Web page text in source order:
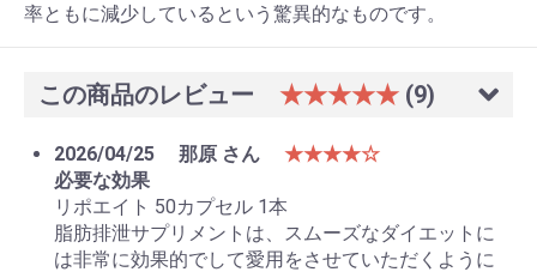
率ともに減少しているという驚異的なものです。
この商品のレビュー ★★★★★ (9)
2026/04/25 那原 さん
★★★★☆
必要な効果
リポエイト 50カプセル 1本
脂肪排泄サプリメントは、スムーズなダイエットに
は非常に効果的でして愛用をさせていただくように